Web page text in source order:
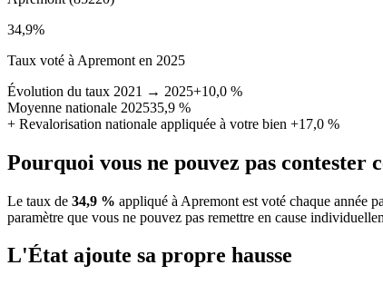
34,9%
Taux voté à Apremont en 2025
Évolution du taux 2021 → 2025+10,0 %
Moyenne nationale 202535,9 %
+ Revalorisation nationale appliquée à votre bien +17,0 %
Pourquoi vous ne pouvez pas contester
Le taux de 34,9 % appliqué à Apremont est voté chaque année
paramètre que vous ne pouvez pas remettre en cause
L'État ajoute sa propre hausse